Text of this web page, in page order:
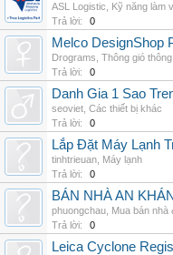
ASL Logistic
Kỹ năng làm
Trả lời:
0
Melco DesignShop
Drograms Thông gió
Trả lời:
0
Danh Gia 1 Sao
seoviet Các thiết bị khác
Trả lời:
0
Lắp Đặt Máy Lạnh
tinhtrieuan Máy lạnh
Trả lời:
0
BÁN NHÀ AN
phuongchau Mua bán nhà
Trả lời:
0
Leica Cyclone